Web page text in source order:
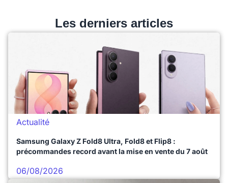
Les derniers articles
Actualité
Samsung Galaxy Z Fold8 Ultra, Fold8 et Flip8 :
précommandes record avant la mise en vente du 7 août
06/08/2026